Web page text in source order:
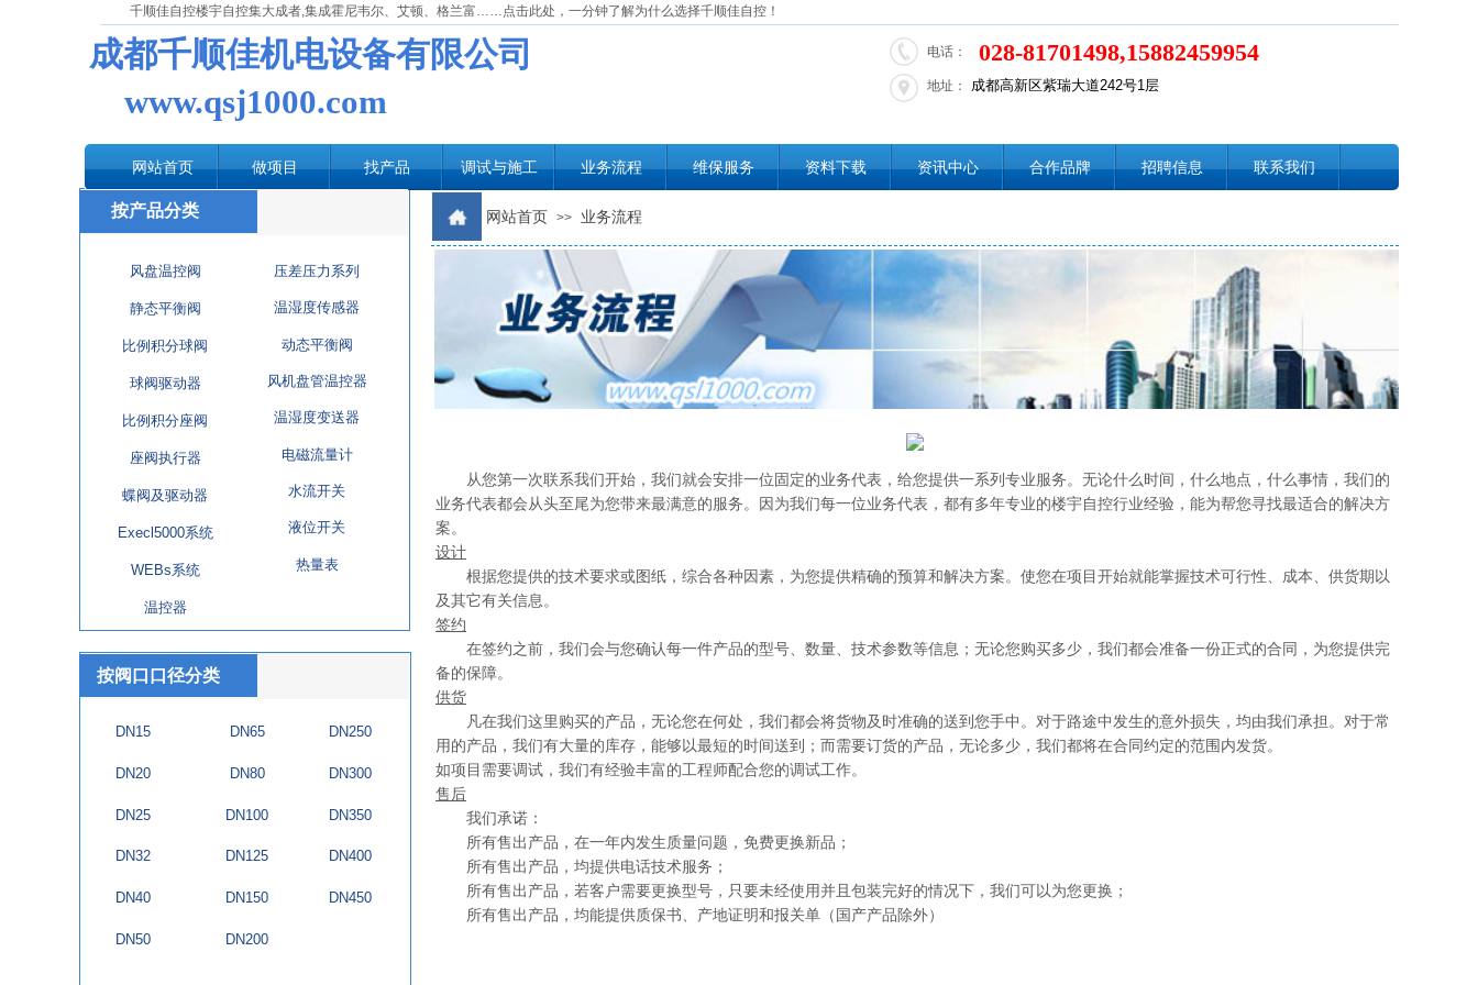
电话：
网站首页 做项目 找产品 调试与施工 业务流程 维保服务 资料下载 资讯中心 合作品牌 招聘信息 联系我们
成都高新区紫瑞大道242号1层
028-81701498,15882459954
地址：
千顺佳自控楼宇自控集大成者,集成霍尼韦尔、艾顿、格兰富……点击此处，一分钟了解为什么选择千顺佳自控！
成都千顺佳机电设备有限公司
www.qsj1000.com
按产品分类 网站首页 >> 业务流程
压差压力系列
温湿度传感器
动态平衡阀
风机盘管温控器
温湿度变送器
电磁流量计
水流开关
液位开关
热量表
风盘温控阀
静态平衡阀
比例积分球阀
球阀驱动器
比例积分座阀
座阀执行器
蝶阀及驱动器
Execl5000系统
WEBs系统
温控器
从您第一次联系我们开始，我们就会安排一位固定的业务代表，给您提供一系列专业服务。无论什么时间，什么地点，什么事情，我们的
业务代表都会从头至尾为您带来最满意的服务。因为我们每一位业务代表，都有多年专业的楼宇自控行业经验，能为帮您寻找最适合的解决方
案。
设计
根据您提供的技术要求或图纸，综合各种因素，为您提供精确的预算和解决方案。使您在项目开始就能掌握技术可行性、成本、供货期以
及其它有关信息。
签约
在签约之前，我们会与您确认每一件产品的型号、数量、技术参数等信息；无论您购买多少，我们都会准备一份正式的合同，为您提供完
备的保障。
供货
凡在我们这里购买的产品，无论您在何处，我们都会将货物及时准确的送到您手中。对于路途中发生的意外损失，均由我们承担。对于常
用的产品，我们有大量的库存，能够以最短的时间送到；而需要订货的产品，无论多少，我们都将在合同约定的范围内发货。
如项目需要调试，我们有经验丰富的工程师配合您的调试工作。
售后
我们承诺：
所有售出产品，在一年内发生质量问题，免费更换新品；
所有售出产品，均提供电话技术服务；
所有售出产品，若客户需要更换型号，只要未经使用并且包装完好的情况下，我们可以为您更换；
所有售出产品，均能提供质保书、产地证明和报关单（国产产品除外）
按阀口口径分类
DN65
DN80
DN100
DN125
DN150
DN200
DN15
DN20
DN25
DN32
DN40
DN50
DN250
DN300
DN350
DN400
DN450